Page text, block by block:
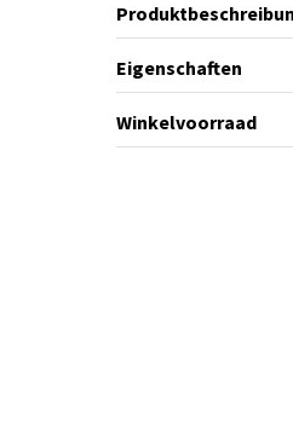
Eigenschaften
Winkelvoorraad